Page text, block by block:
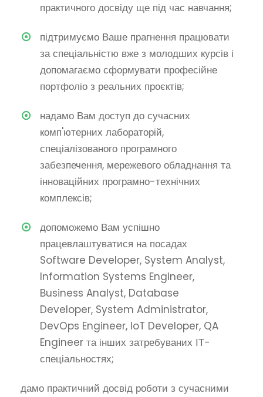
практичного досвіду ще під час навчання;
підтримуємо Ваше прагнення працювати
за спеціальністю вже з молодших курсів і
допомагаємо сформувати професійне
портфоліо з реальних проєктів;
надамо Вам доступ до сучасних
комп'ютерних лабораторій,
спеціалізованого програмного
забезпечення, мережевого обладнання та
інноваційних програмно-технічних
комплексів;
допоможемо Вам успішно
працевлаштуватися на посадах
Software Developer, System Analyst,
Information Systems Engineer,
Business Analyst, Database
Developer, System Administrator,
DevOps Engineer, IoT Developer, QA
Engineer та інших затребуваних ІТ-
спеціальностях;
дамо практичний досвід роботи з сучасними